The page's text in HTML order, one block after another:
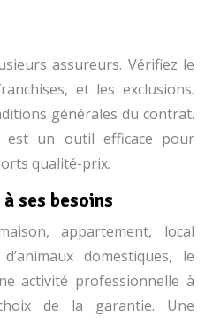
assureurs. Vérifiez le
et les exclusions.
générales du contrat.
est un outil efficace pour
qualité-prix.
ses besoins
appartement, local
domestiques, le
activité professionnelle à
de la garantie. Une